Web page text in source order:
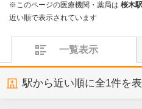
※このページの医療機関・薬局は 桜木
近い順で表示されています
一覧表示
駅から近い順に全1件を